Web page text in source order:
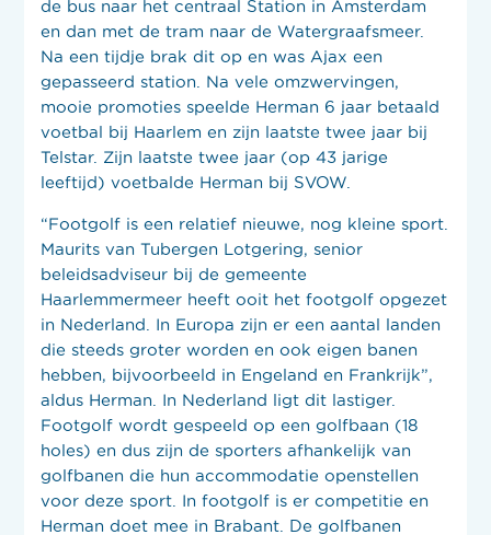
de bus naar het centraal Station in Amsterdam
en dan met de tram naar de Watergraafsmeer.
Na een tijdje brak dit op en was Ajax een
gepasseerd station. Na vele omzwervingen,
mooie promoties speelde Herman 6 jaar betaald
voetbal bij Haarlem en zijn laatste twee jaar bij
Telstar. Zijn laatste twee jaar (op 43 jarige
leeftijd) voetbalde Herman bij SVOW.
“Footgolf is een relatief nieuwe, nog kleine sport.
Maurits van Tubergen Lotgering, senior
beleidsadviseur bij de gemeente
Haarlemmermeer heeft ooit het footgolf opgezet
in Nederland. In Europa zijn er een aantal landen
die steeds groter worden en ook eigen banen
hebben, bijvoorbeeld in Engeland en Frankrijk”,
aldus Herman. In Nederland ligt dit lastiger.
Footgolf wordt gespeeld op een golfbaan (18
holes) en dus zijn de sporters afhankelijk van
golfbanen die hun accommodatie openstellen
voor deze sport. In footgolf is er competitie en
Herman doet mee in Brabant. De golfbanen